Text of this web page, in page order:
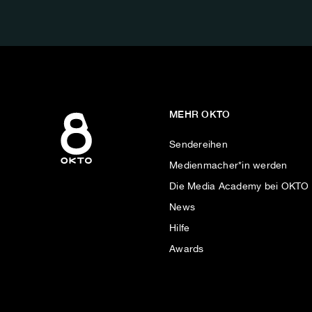
MEHR OKTO
Sendereihen
Medienmacher*in werden
Die Media Academy bei OKTO
News
Hilfe
Awards